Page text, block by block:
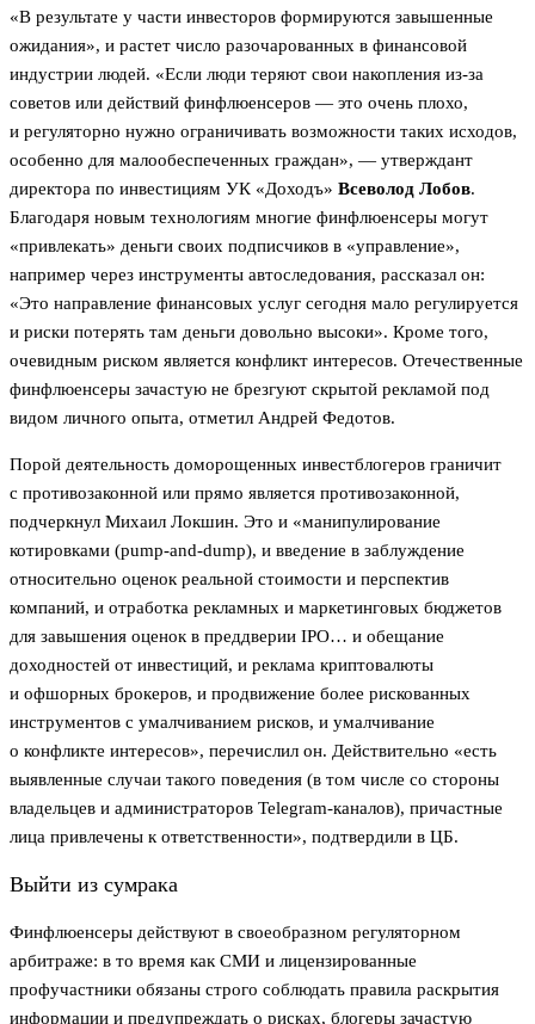
«В результате у части инвесторов формируются завышенные
ожидания», и растет число разочарованных в финансовой
индустрии людей. «Если люди теряют свои накопления из-за
советов или действий финфлюенсеров — это очень плохо,
и регуляторно нужно ограничивать возможности таких исходов,
особенно для малообеспеченных граждан», — утверждант
директора по инвестициям УК «Доходъ» Всеволод Лобов.
Благодаря новым технологиям многие финфлюенсеры могут
«привлекать» деньги своих подписчиков в «управление»,
например через инструменты автоследования, рассказал он:
«Это направление финансовых услуг сегодня мало регулируется
и риски потерять там деньги довольно высоки». Кроме того,
очевидным риском является конфликт интересов. Отечественные
финфлюенсеры зачастую не брезгуют скрытой рекламой под
видом личного опыта, отметил Андрей Федотов.
Порой деятельность доморощенных инвестблогеров граничит
с противозаконной или прямо является противозаконной,
подчеркнул Михаил Локшин. Это и «манипулирование
котировками (pump-and-dump), и введение в заблуждение
относительно оценок реальной стоимости и перспектив
компаний, и отработка рекламных и маркетинговых бюджетов
для завышения оценок в преддверии IPO… и обещание
доходностей от инвестиций, и реклама криптовалюты
и офшорных брокеров, и продвижение более рискованных
инструментов с умалчиванием рисков, и умалчивание
о конфликте интересов», перечислил он. Действительно «есть
выявленные случаи такого поведения (в том числе со стороны
владельцев и администраторов Telegram-каналов), причастные
лица привлечены к ответственности», подтвердили в ЦБ.
Выйти из сумрака
Финфлюенсеры действуют в своеобразном регуляторном
арбитраже: в то время как СМИ и лицензированные
профучастники обязаны строго соблюдать правила раскрытия
информации и предупреждать о рисках, блогеры зачастую